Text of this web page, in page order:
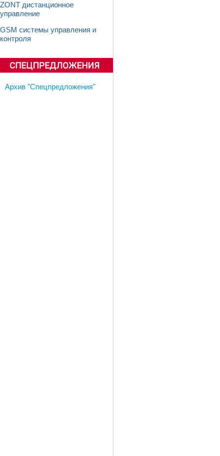
ZONT дистанционное
управление
GSM системы управления и
контроля
Архив "Спецпредложения"